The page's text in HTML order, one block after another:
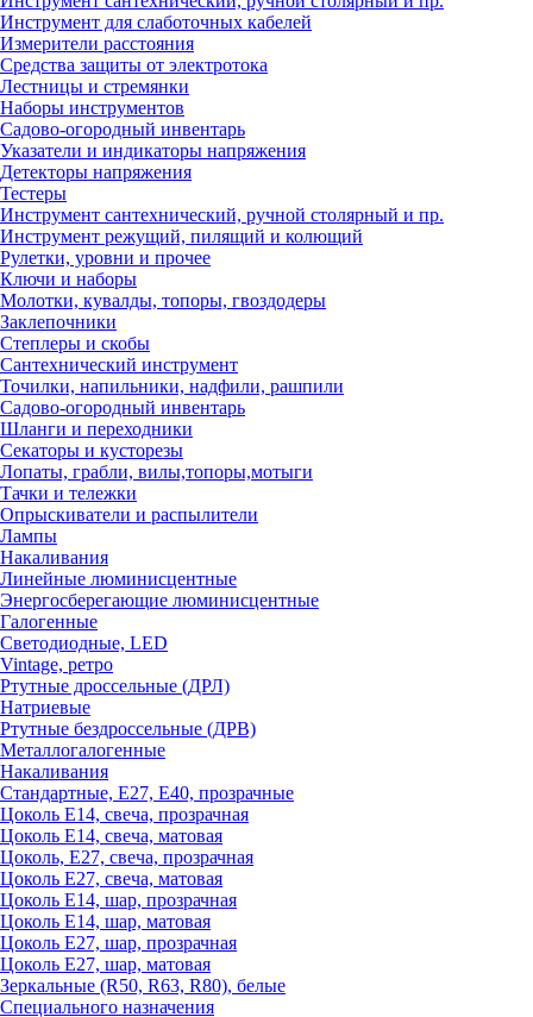
Инструмент для слаботочных кабелей
Измерители расстояния
Средства защиты от электротока
Лестницы и стремянки
Наборы инструментов
Садово-огородный инвентарь
Указатели и индикаторы напряжения
Детекторы напряжения
Тестеры
Инструмент сантехнический, ручной столярный и пр.
Инструмент режущий, пилящий и колющий
Рулетки, уровни и прочее
Ключи и наборы
Молотки, кувалды, топоры, гвоздодеры
Заклепочники
Степлеры и скобы
Сантехнический инструмент
Точилки, напильники, надфили, рашпили
Садово-огородный инвентарь
Шланги и переходники
Секаторы и кусторезы
Лопаты, грабли, вилы,топоры,мотыги
Тачки и тележки
Опрыскиватели и распылители
Лампы
Накаливания
Линейные люминисцентные
Энергосберегающие люминисцентные
Галогенные
Светодиодные, LED
Vintage, ретро
Ртутные дроссельные (ДРЛ)
Натриевые
Ртутные бездроссельные (ДРВ)
Металлогалогенные
Накаливания
Стандартные, Е27, Е40, прозрачные
Цоколь Е14, свеча, прозрачная
Цоколь Е14, свеча, матовая
Цоколь, Е27, свеча, прозрачная
Цоколь Е27, свеча, матовая
Цоколь Е14, шар, прозрачная
Цоколь Е14, шар, матовая
Цоколь Е27, шар, прозрачная
Цоколь Е27, шар, матовая
Зеркальные (R50, R63, R80), белые
Специального назначения